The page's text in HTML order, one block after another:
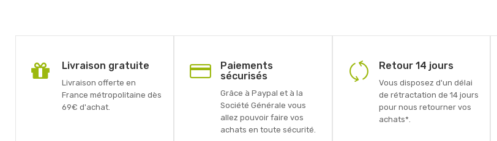
Livraison gratuite
Livraison offerte en
France métropolitaine dès
69€ d'achat.
Paiements
sécurisés
Grâce à Paypal et à la
Société Générale vous
allez pouvoir faire vos
achats en toute sécurité.
Retour 14 jours
Vous disposez d'un délai
de rétractation de 14 jours
pour nous retourner vos
achats*.